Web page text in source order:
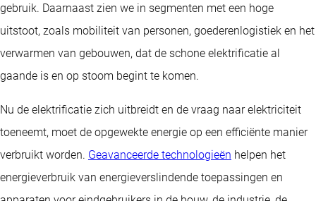
gebruik. Daarnaast zien we in segmenten met een hoge
uitstoot, zoals mobiliteit van personen, goederenlogistiek en het
verwarmen van gebouwen, dat de schone elektrificatie al
gaande is en op stoom begint te komen.
Nu de elektrificatie zich uitbreidt en de vraag naar elektriciteit
toeneemt, moet de opgewekte energie op een efficiënte manier
verbruikt worden. Geavanceerde technologieën helpen het
energieverbruik van energieverslindende toepassingen en